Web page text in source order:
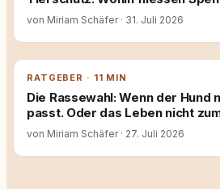
von Miriam Schäfer · 31. Juli 2026
RATGEBER · 11 MIN
Die Rassewahl: Wenn der Hund
passt. Oder das Leben nicht
von Miriam Schäfer · 27. Juli 2026